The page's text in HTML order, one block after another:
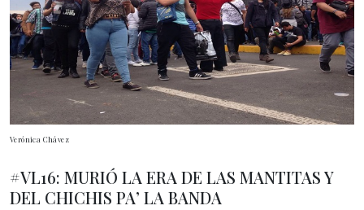
Verónica Chávez
#VL16: MURIÓ LA ERA DE LAS MANTITAS Y
DEL CHICHIS PA’ LA BANDA